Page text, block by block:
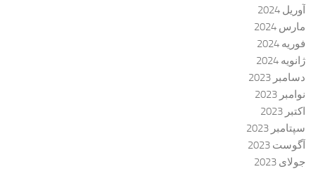
آوریل 2024
مارس 2024
فوریه 2024
ژانویه 2024
دسامبر 2023
نوامبر 2023
اکتبر 2023
سپتامبر 2023
آگوست 2023
جولای 2023